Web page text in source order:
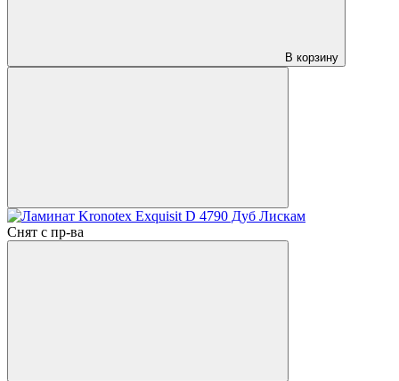
В корзину
Снят с пр-ва